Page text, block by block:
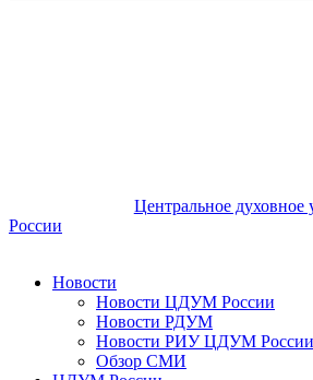
Центральное духовное
России
Новости
Новости ЦДУМ России
Новости РДУМ
Новости РИУ ЦДУМ России
Обзор СМИ